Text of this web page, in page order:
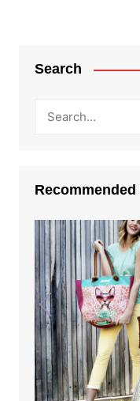
Search
Recommended